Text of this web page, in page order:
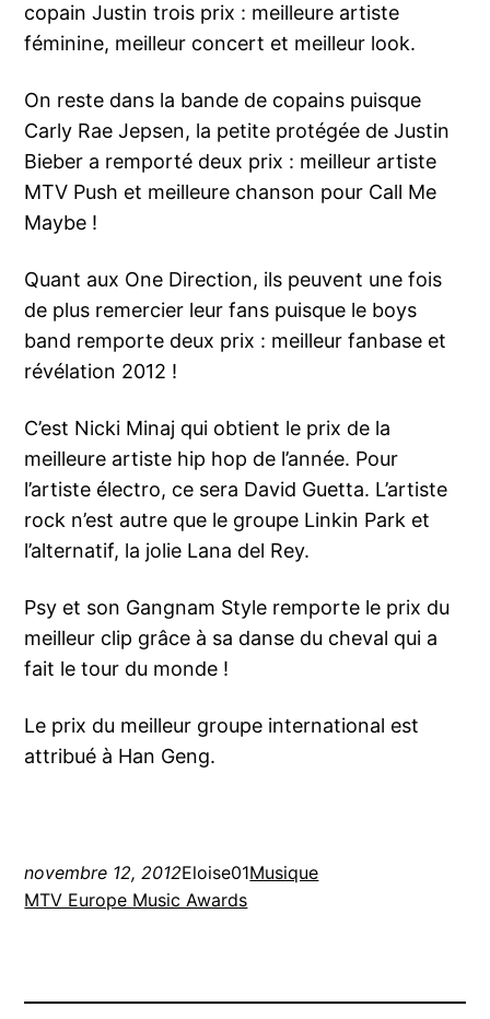
copain Justin trois prix : meilleure artiste
féminine, meilleur concert et meilleur look.
On reste dans la bande de copains puisque
Carly Rae Jepsen, la petite protégée de Justin
Bieber a remporté deux prix : meilleur artiste
MTV Push et meilleure chanson pour Call Me
Maybe !
Quant aux One Direction, ils peuvent une fois
de plus remercier leur fans puisque le boys
band remporte deux prix : meilleur fanbase et
révélation 2012 !
C’est Nicki Minaj qui obtient le prix de la
meilleure artiste hip hop de l’année. Pour
l’artiste électro, ce sera David Guetta. L’artiste
rock n’est autre que le groupe Linkin Park et
l’alternatif, la jolie Lana del Rey.
Psy et son Gangnam Style remporte le prix du
meilleur clip grâce à sa danse du cheval qui a
fait le tour du monde !
Le prix du meilleur groupe international est
attribué à Han Geng.
novembre 12, 2012Eloise01Musique
MTV Europe Music Awards